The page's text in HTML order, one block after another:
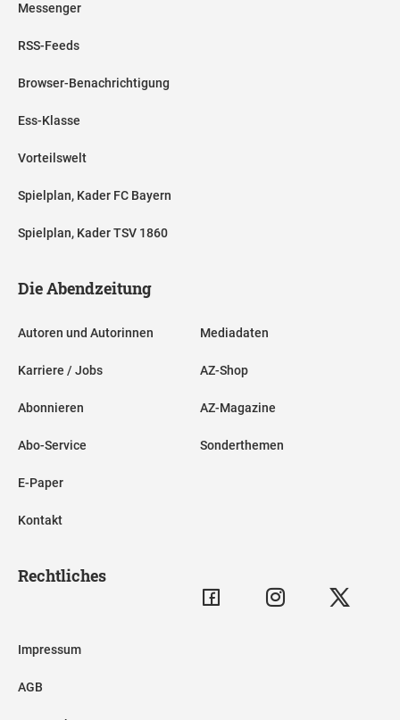
Messenger
RSS-Feeds
Browser-Benachrichtigung
Ess-Klasse
Vorteilswelt
Spielplan, Kader FC Bayern
Spielplan, Kader TSV 1860
Die Abendzeitung
Autoren und Autorinnen
Karriere / Jobs
Abonnieren
Abo-Service
E-Paper
Kontakt
Mediadaten
AZ-Shop
AZ-Magazine
Sonderthemen
Rechtliches
Impressum
AGB